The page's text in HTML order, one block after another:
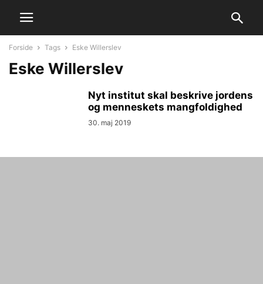
Forside Tags Eske Willerslev
Eske Willerslev
Nyt institut skal beskrive jordens
og menneskets mangfoldighed
30. maj 2019